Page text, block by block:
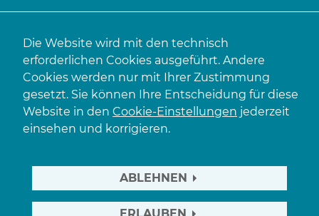
Die Website wird mit den technisch
erforderlichen Cookies ausgeführt. Andere
Cookies werden nur mit Ihrer Zustimmung
gesetzt. Sie können Ihre Entscheidung für diese
Website in den Cookie-Einstellungen jederzeit
einsehen und korrigieren.
ABLEHNEN